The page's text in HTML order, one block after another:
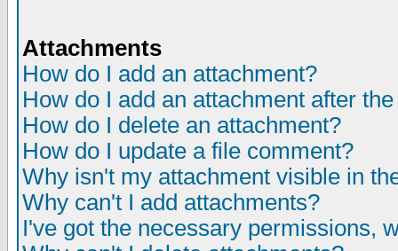
Attachments
How do I add an attachment?
How do I add an attachment after
How do I delete an attachment?
How do I update a file comment?
Why isn't my attachment visible in
Why can't I add attachments?
I've got the necessary permissions,